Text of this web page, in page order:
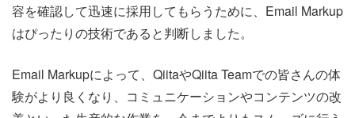
容を確認して迅速に採用してもらうために、Email Markup
はぴったりの技術であると判断しました。
Email Markupによって、QiitaやQiita Teamでの皆さんの体
験がより良くなり、コミュニケーションやコンテンツの改